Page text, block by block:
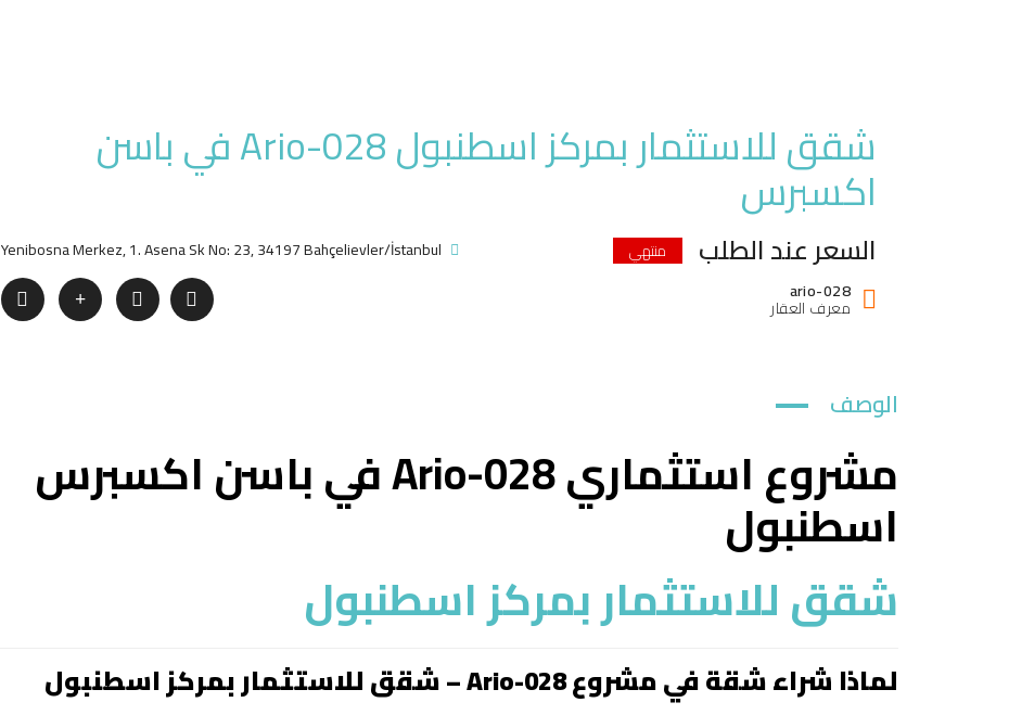
شقق للاستثمار بمركز اسطنبول Ario-028 في باسن
اكسبرس
السعر عند الطلب منتهي
Yenibosna Merkez, 1. Asena Sk No: 23, 34197 Bahçelievler/İstanbul
ario-028
معرف العقار
الوصف
مشروع استثماري Ario-028 في باسن اكسبرس
اسطنبول
شقق للاستثمار بمركز اسطنبول
لماذا شراء شقة في مشروع Ario-028 – شقق للاستثمار بمركز اسطنبول